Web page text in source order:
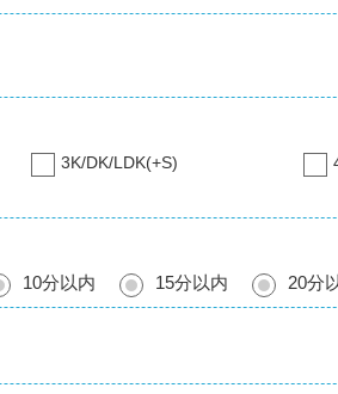
3K/DK/LDK(+S)
10分以内 15分以内 20分